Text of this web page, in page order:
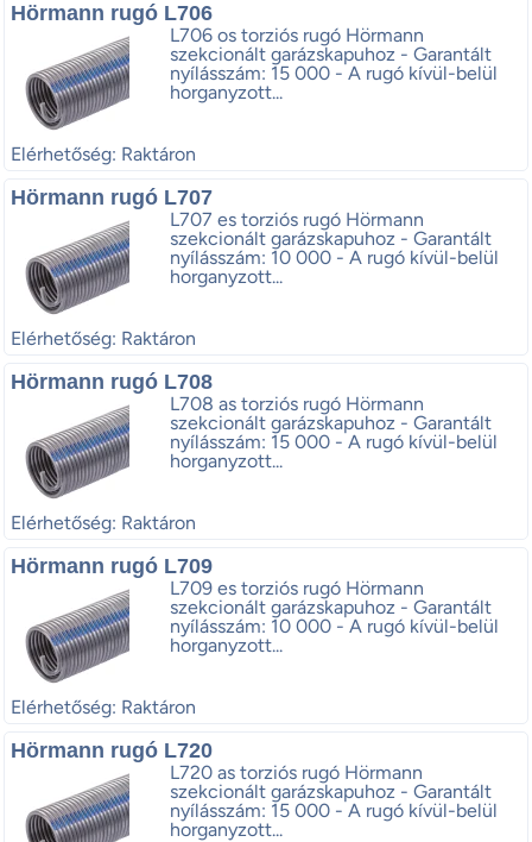
Hörmann rugó L706
L706 os torziós rugó Hörmann
szekcionált garázskapuhoz - Garantált
nyílásszám: 15 000 - A rugó kívül-belül
horganyzott...
Elérhetőség: Raktáron
Hörmann rugó L707
L707 es torziós rugó Hörmann
szekcionált garázskapuhoz - Garantált
nyílásszám: 10 000 - A rugó kívül-belül
horganyzott...
Elérhetőség: Raktáron
Hörmann rugó L708
L708 as torziós rugó Hörmann
szekcionált garázskapuhoz - Garantált
nyílásszám: 15 000 - A rugó kívül-belül
horganyzott...
Elérhetőség: Raktáron
Hörmann rugó L709
L709 es torziós rugó Hörmann
szekcionált garázskapuhoz - Garantált
nyílásszám: 10 000 - A rugó kívül-belül
horganyzott...
Elérhetőség: Raktáron
Hörmann rugó L720
L720 as torziós rugó Hörmann
szekcionált garázskapuhoz - Garantált
nyílásszám: 15 000 - A rugó kívül-belül
horganyzott...